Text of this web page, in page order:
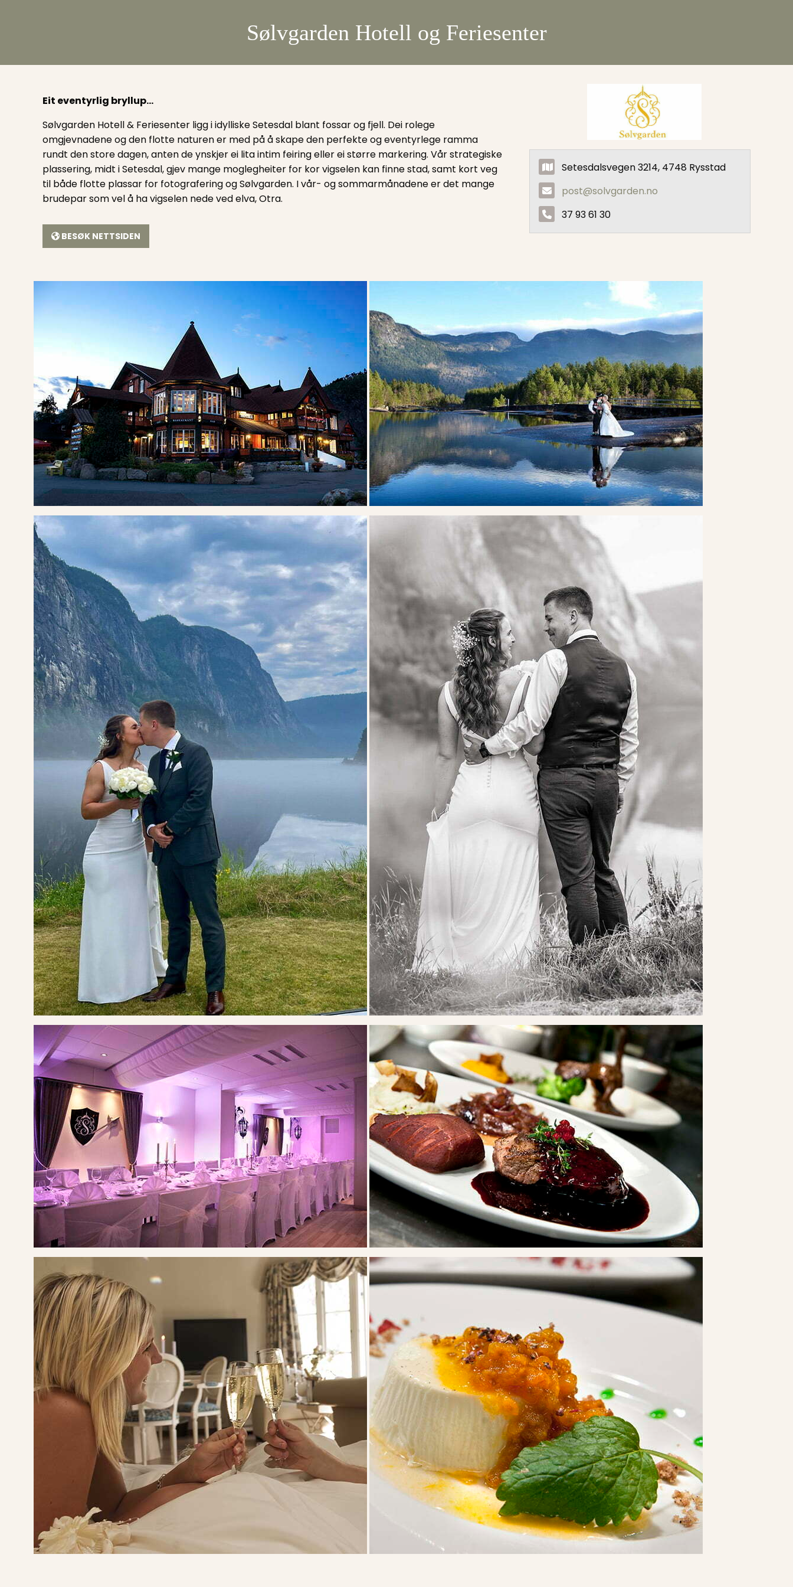
Sølvgarden Hotell og Feriesenter
Eit eventyrlig bryllup…
Sølvgarden Hotell & Feriesenter ligg i idylliske Setesdal blant fossar og fjell. Dei rolege
omgjevnadene og den flotte naturen er med på å skape den perfekte og eventyrlege ramma
rundt den store dagen, anten de ynskjer ei lita intim feiring eller ei større markering. Vår strategiske
plassering, midt i Setesdal, gjev mange moglegheiter for kor vigselen kan finne stad, samt kort veg
til både flotte plassar for fotografering og Sølvgarden. I vår- og sommarmånadene er det mange
brudepar som vel å ha vigselen nede ved elva, Otra.
BESØK NETTSIDEN
Setesdalsvegen 3214, 4748 Rysstad
post@solvgarden.no
37 93 61 30